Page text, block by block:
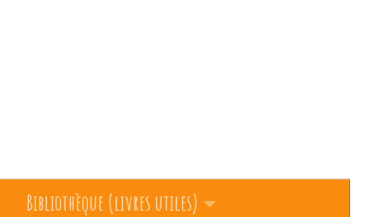
Bibliothèque (livres utiles)